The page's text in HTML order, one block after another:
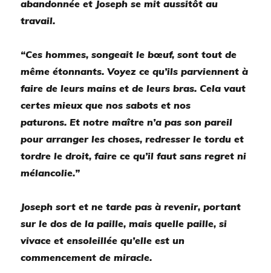
abandonnée et Joseph se mit aussitôt au
travail.
“Ces hommes, songeait le bœuf, sont tout de
même étonnants. Voyez ce qu’ils parviennent à
faire de leurs mains et de leurs bras. Cela vaut
certes mieux que nos sabots et nos
paturons.Et notre maître n’a pas son pareil
pour arranger les choses, redresser le tordu et
tordre le droit, faire ce qu’il faut sans regret ni
mélancolie.”
Joseph sort et ne tarde pas à revenir, portant
sur le dos de la paille, mais quelle paille, si
vivace et ensoleillée qu’elle est un
commencement de miracle.